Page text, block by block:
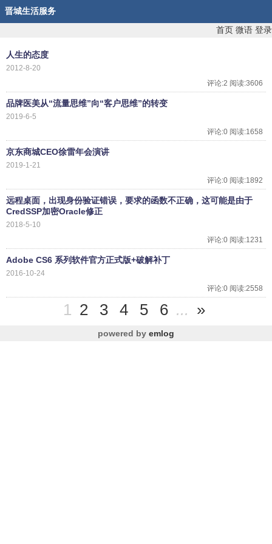
晋城生活服务
首页 微语 登录
人生的态度
2012-8-20
评论:2 阅读:3606
品牌医美从“流量思维”向“客户思维”的转变
2019-6-5
评论:0 阅读:1658
京东商城CEO徐雷年会演讲
2019-1-21
评论:0 阅读:1892
远程桌面，出现身份验证错误，要求的函数不正确，这可能是由于
CredSSP加密Oracle修正
2018-5-10
评论:0 阅读:1231
Adobe CS6 系列软件官方正式版+破解补丁
2016-10-24
评论:0 阅读:2558
1 2 3 4 5 6 ... »
powered by emlog